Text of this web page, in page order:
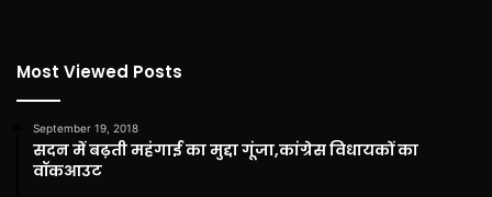
Most Viewed Posts
September 19, 2018
सदन में बढ़ती महंगाई का मुद्दा गूंजा,कांग्रेस विधायकों का
वॉकआउट